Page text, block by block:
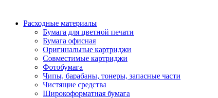
Расходные материалы
Бумага для цветной печати
Бумага офисная
Оригинальные картриджи
Совместимые картриджи
Фотобумага
Чипы, барабаны, тонеры, запасные части
Чистящие средства
Широкоформатная бумага